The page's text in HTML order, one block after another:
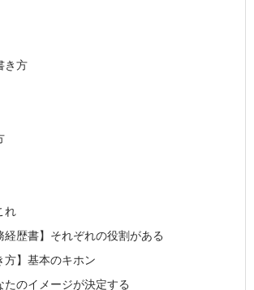
き方
れ
経歴書】それぞれの役割がある
方】基本のキホン
たのイメージが決定する